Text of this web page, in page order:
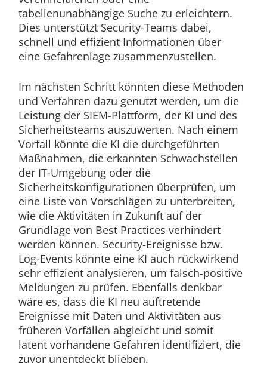
tabellenunabhängige Suche zu erleichtern.
Dies unterstützt Security-Teams dabei,
schnell und effizient Informationen über
eine Gefahrenlage zusammenzustellen.
Im nächsten Schritt könnten diese Methoden
und Verfahren dazu genutzt werden, um die
Leistung der SIEM-Plattform, der KI und des
Sicherheitsteams auszuwerten. Nach einem
Vorfall könnte die KI die durchgeführten
Maßnahmen, die erkannten Schwachstellen
der IT-Umgebung oder die
Sicherheitskonfigurationen überprüfen, um
eine Liste von Vorschlägen zu unterbreiten,
wie die Aktivitäten in Zukunft auf der
Grundlage von Best Practices verhindert
werden können. Security-Ereignisse bzw.
Log-Events könnte eine KI auch rückwirkend
sehr effizient analysieren, um falsch-positive
Meldungen zu prüfen. Ebenfalls denkbar
wäre es, dass die KI neu auftretende
Ereignisse mit Daten und Aktivitäten aus
früheren Vorfällen abgleicht und somit
latent vorhandene Gefahren identifiziert, die
zuvor unentdeckt blieben.